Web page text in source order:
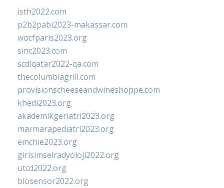
isth2022.com
p2b2pabi2023-makassar.com
wocfparis2023.org
sinc2023.com
scdlqatar2022-qa.com
thecolumbiagrill.com
provisionscheeseandwineshoppe.com
khedi2023.org
akademikgeriatri2023.org
marmarapediatri2023.org
emchie2023.org
girisimselradyoloji2022.org
utcd2022.org
biosensor2022.org